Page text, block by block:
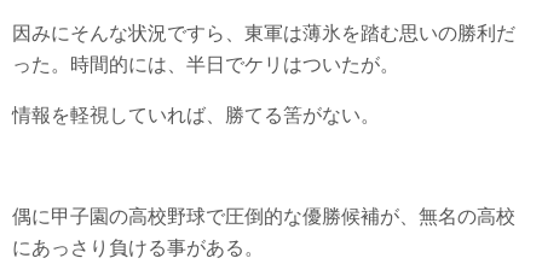
因みにそんな状況ですら、東軍は薄氷を踏む思いの勝利だ
った。時間的には、半日でケリはついたが。
情報を軽視していれば、勝てる筈がない。
偶に甲子園の高校野球で圧倒的な優勝候補が、無名の高校
にあっさり負ける事がある。